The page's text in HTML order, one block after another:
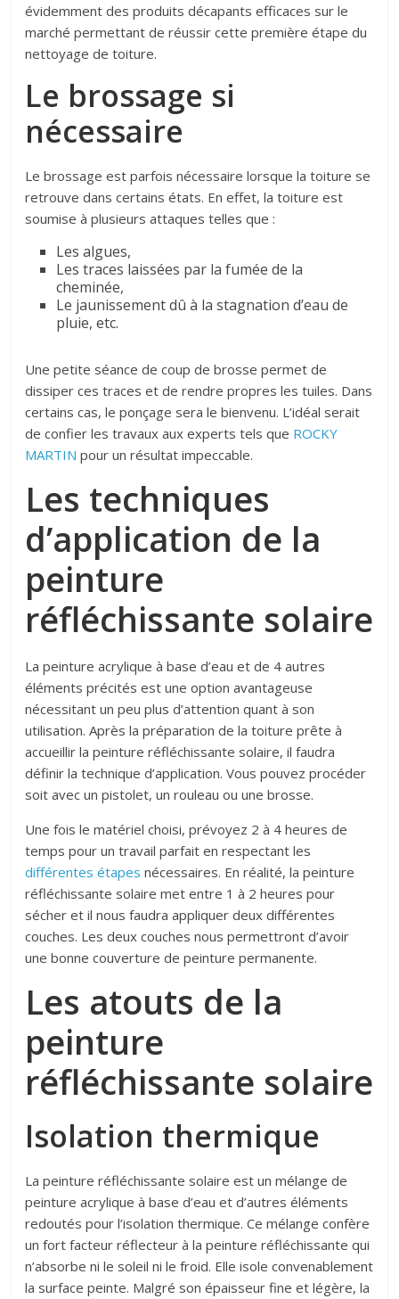
évidemment des produits décapants efficaces sur le
marché permettant de réussir cette première étape du
nettoyage de toiture.
Le brossage si
nécessaire
Le brossage est parfois nécessaire lorsque la toiture se
retrouve dans certains états. En effet, la toiture est
soumise à plusieurs attaques telles que :
Les algues,
Les traces laissées par la fumée de la
cheminée,
Le jaunissement dû à la stagnation d’eau de
pluie, etc.
Une petite séance de coup de brosse permet de
dissiper ces traces et de rendre propres les tuiles. Dans
certains cas, le ponçage sera le bienvenu. L’idéal serait
de confier les travaux aux experts tels que ROCKY
MARTIN pour un résultat impeccable.
Les techniques
d’application de la
peinture
réfléchissante solaire
La peinture acrylique à base d’eau et de 4 autres
éléments précités est une option avantageuse
nécessitant un peu plus d’attention quant à son
utilisation. Après la préparation de la toiture prête à
accueillir la peinture réfléchissante solaire, il faudra
définir la technique d’application. Vous pouvez procéder
soit avec un pistolet, un rouleau ou une brosse.
Une fois le matériel choisi, prévoyez 2 à 4 heures de
temps pour un travail parfait en respectant les
différentes étapes nécessaires. En réalité, la peinture
réfléchissante solaire met entre 1 à 2 heures pour
sécher et il nous faudra appliquer deux différentes
couches. Les deux couches nous permettront d’avoir
une bonne couverture de peinture permanente.
Les atouts de la
peinture
réfléchissante solaire
Isolation thermique
La peinture réfléchissante solaire est un mélange de
peinture acrylique à base d’eau et d’autres éléments
redoutés pour l’isolation thermique. Ce mélange confère
un fort facteur réflecteur à la peinture réfléchissante qui
n’absorbe ni le soleil ni le froid. Elle isole convenablement
la surface peinte. Malgré son épaisseur fine et légère, la